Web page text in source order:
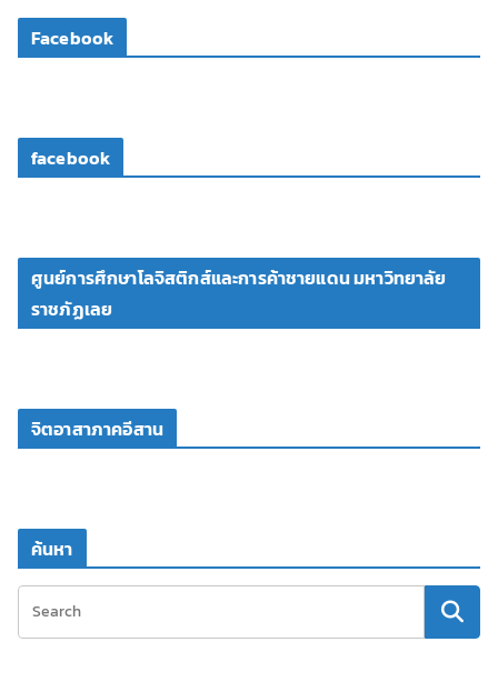
โ
Facebook
facebook
ศูนย์การศึกษาโลจิสติกส์และการค้าชายแดน มหาวิทยาลัย
ราชภัฏเลย
จิตอาสาภาคอีสาน
ค้นหา